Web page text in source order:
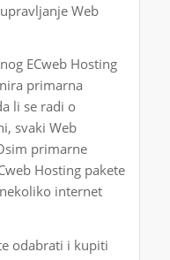
Web
ECweb Hosting
primarna
li se radi o
svaki Web
primarne
Hosting pakete
internet
odabrati i kupiti